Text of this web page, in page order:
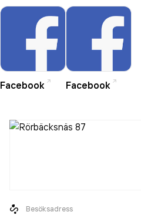
Facebook Facebook
Besöksadress